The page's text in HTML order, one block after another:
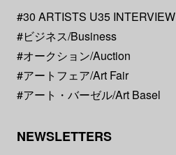
#30 ARTISTS U35 INTERVIEW
#ビジネス/Business
#オークション/Auction
#アートフェア/Art Fair
#アート・バーゼル/Art Basel
NEWSLETTERS